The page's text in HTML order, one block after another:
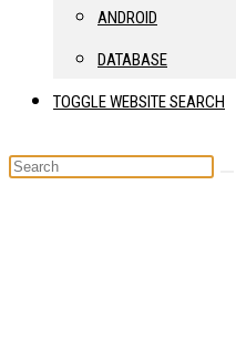
ANDROID
DATABASE
TOGGLE WEBSITE SEARCH